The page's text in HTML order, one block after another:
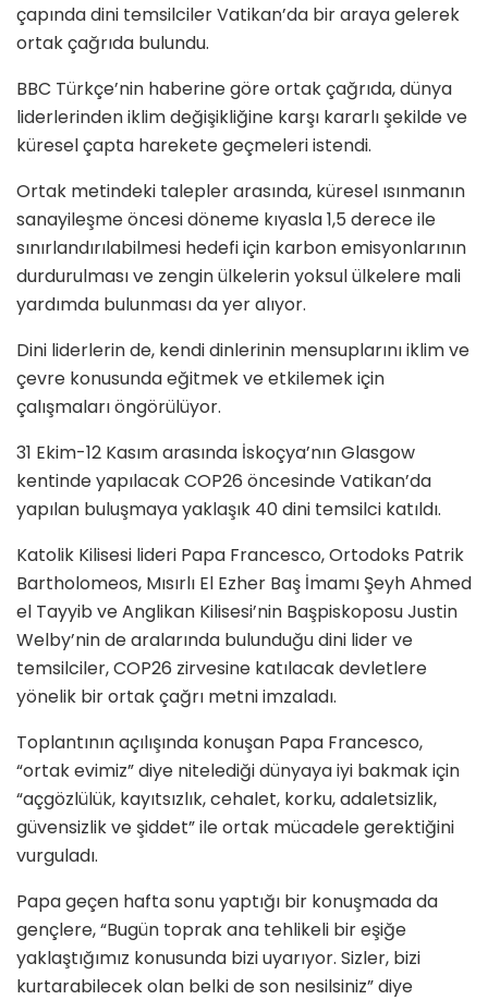
çapında dini temsilciler Vatikan’da bir araya gelerek
ortak çağrıda bulundu.
BBC Türkçe’nin haberine göre ortak çağrıda, dünya
liderlerinden iklim değişikliğine karşı kararlı şekilde ve
küresel çapta harekete geçmeleri istendi.
Ortak metindeki talepler arasında, küresel ısınmanın
sanayileşme öncesi döneme kıyasla 1,5 derece ile
sınırlandırılabilmesi hedefi için karbon emisyonlarının
durdurulması ve zengin ülkelerin yoksul ülkelere mali
yardımda bulunması da yer alıyor.
Dini liderlerin de, kendi dinlerinin mensuplarını iklim ve
çevre konusunda eğitmek ve etkilemek için
çalışmaları öngörülüyor.
31 Ekim-12 Kasım arasında İskoçya’nın Glasgow
kentinde yapılacak COP26 öncesinde Vatikan’da
yapılan buluşmaya yaklaşık 40 dini temsilci katıldı.
Katolik Kilisesi lideri Papa Francesco, Ortodoks Patrik
Bartholomeos, Mısırlı El Ezher Baş İmamı Şeyh Ahmed
el Tayyib ve Anglikan Kilisesi’nin Başpiskoposu Justin
Welby’nin de aralarında bulunduğu dini lider ve
temsilciler, COP26 zirvesine katılacak devletlere
yönelik bir ortak çağrı metni imzaladı.
Toplantının açılışında konuşan Papa Francesco,
“ortak evimiz” diye nitelediği dünyaya iyi bakmak için
“açgözlülük, kayıtsızlık, cehalet, korku, adaletsizlik,
güvensizlik ve şiddet” ile ortak mücadele gerektiğini
vurguladı.
Papa geçen hafta sonu yaptığı bir konuşmada da
gençlere, “Bugün toprak ana tehlikeli bir eşiğe
yaklaştığımız konusunda bizi uyarıyor. Sizler, bizi
kurtarabilecek olan belki de son nesilsiniz” diye